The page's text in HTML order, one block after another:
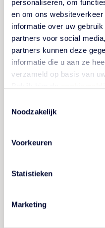
personaliseren, om
en om ons
informatie over uw
partners voor social
partners kunnen deze
informatie die u aan ze
verzameld op basis van
Noodzakelijk
Voorkeuren
Statistieken
Marketing